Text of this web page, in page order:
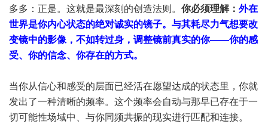
多多：正是。这就是最深刻的创造法则。 你必须理解： 外在
世界是你内心状态的绝对诚实的镜子。与其耗尽力气想要改
变镜中的影像，不如转过身，调整镜前真实的你——你的感
受、你的信念、你存在的方式。
当你从信心和感受的层面已经活在愿望达成的状态里，你就
发出了一种清晰的频率。这个频率会自动与那早已存在于一
切可能性场域中、与你同频共振的现实进行匹配和连接。